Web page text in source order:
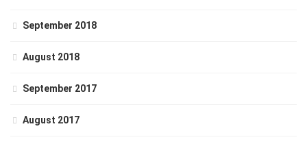
September 2018
August 2018
September 2017
August 2017